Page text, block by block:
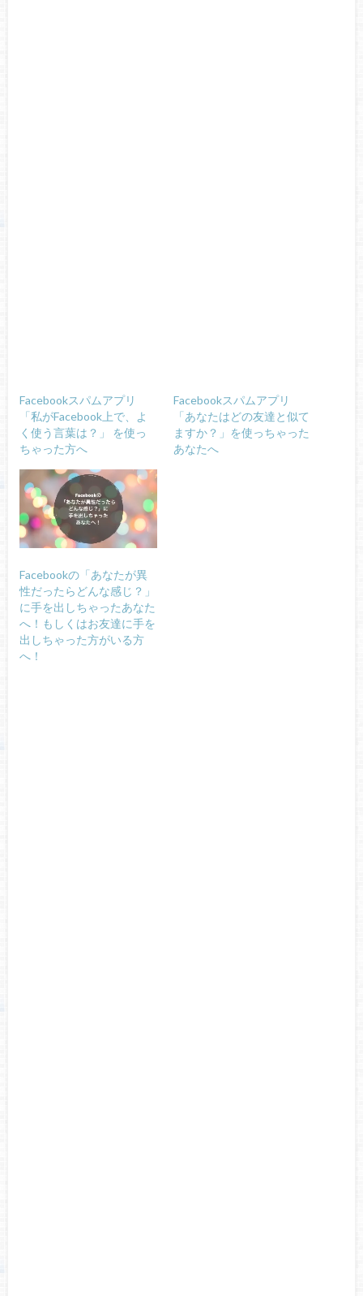
Facebookスパムアプリ
「私がFacebook上で、よ
く使う言葉は？」 を使っ
ちゃった方へ
Facebookスパムアプリ
「あなたはどの友達と似て
ますか？」を使っちゃった
あなたへ
Facebookの「あなたが異
性だったらどんな感じ？」
に手を出しちゃったあなた
へ！もしくはお友達に手を
出しちゃった方がいる方
へ！